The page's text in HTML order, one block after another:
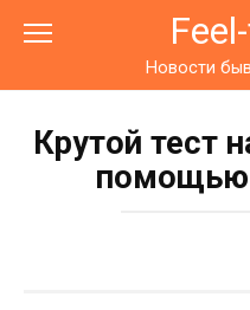
Новости
Крутой тест
помощью